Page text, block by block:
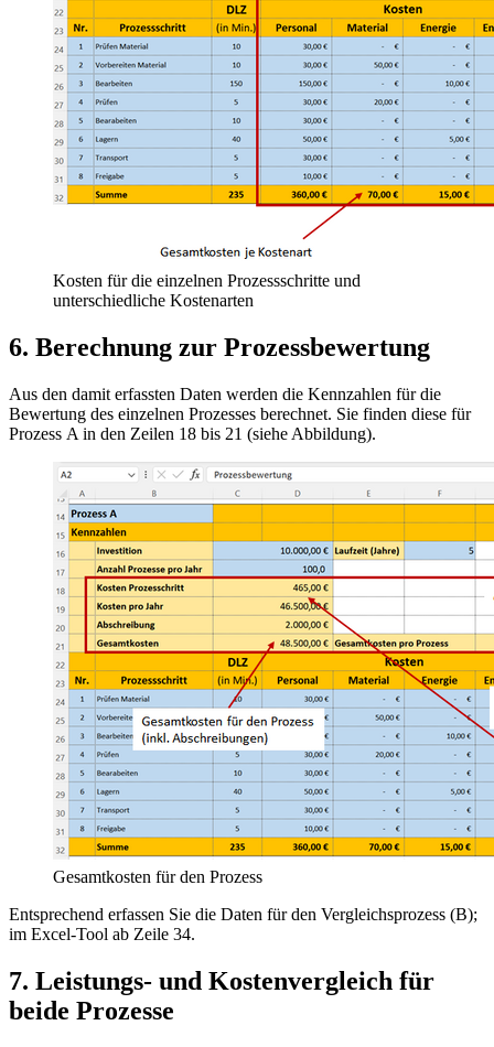
Kosten für die einzelnen Prozessschritte und
unterschiedliche Kostenarten
6. Berechnung zur Prozessbewertung
Aus den damit erfassten Daten werden die Kennzahlen für die
Bewertung des einzelnen Prozesses berechnet. Sie finden diese für
Prozess A in den Zeilen 18 bis 21 (siehe Abbildung).
Gesamtkosten für den Prozess
Entsprechend erfassen Sie die Daten für den Vergleichsprozess (B);
im Excel-Tool ab Zeile 34.
7. Leistungs- und Kostenvergleich für
beide Prozesse